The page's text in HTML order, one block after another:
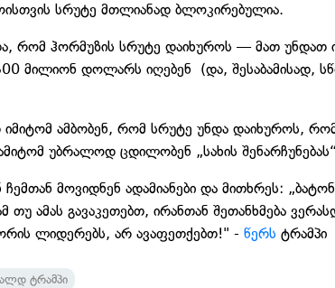
სრუტე მთლიანად ბლოკირებულია.
რომ ჰორმუზის სრუტე დაიხუროს — მათ უნდათ
მილიონ დოლარს იღებენ (და, შესაბამისად,
ამბობენ, რომ სრუტე უნდა დაიხუროს,
უბრალოდ ცდილობენ „სახის
მოვიდნენ ადამიანები და მითხრეს:
თუ ამას გავაკეთებთ, ირანთან შეთანხმება
ლიდერებს, არ ავაფეთქებთ!" - წერს ტრამპი
ტრამპი